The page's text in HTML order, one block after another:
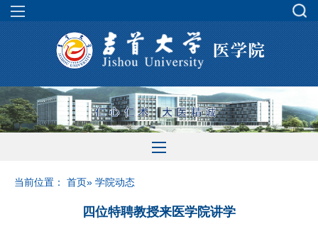
当前位置： 首页» 学院动态
四位特聘教授来医学院讲学